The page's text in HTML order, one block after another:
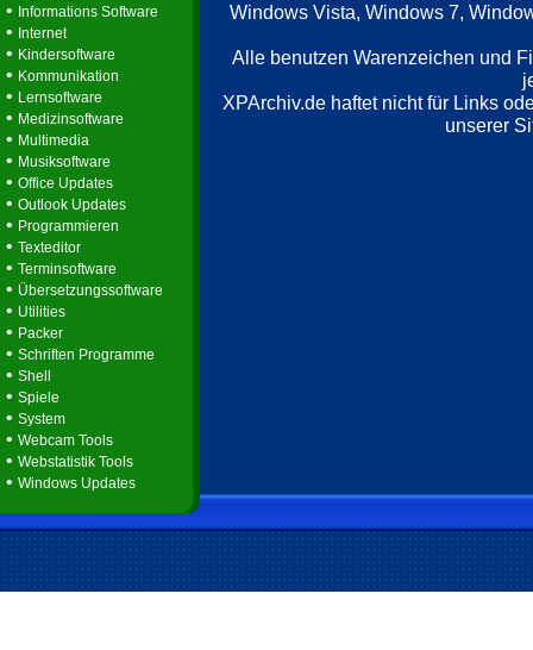
• Informations Software
• Internet
• Kindersoftware
• Kommunikation
• Lernsoftware
• Medizinsoftware
• Multimedia
• Musiksoftware
• Office Updates
• Outlook Updates
• Programmieren
• Texteditor
• Terminsoftware
• Übersetzungssoftware
• Utilities
• Packer
• Schriften Programme
• Shell
• Spiele
• System
• Webcam Tools
• Webstatistik Tools
• Windows Updates
Windows Vista, Windows 7,
Alle benutzen Warenzeichen und
XPArchiv.de haftet nicht für Links
unserer